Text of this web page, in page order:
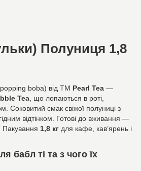
Полуниця 1,8
boba) від ТМ Pearl Tea —
Tea , що лопаються в роті,
Соковитий смак свіжої полуниці з
відтінком. Готові до вживання —
Пакування 1,8 кг для кафе, кав’ярень і
бабл ті та з чого їх